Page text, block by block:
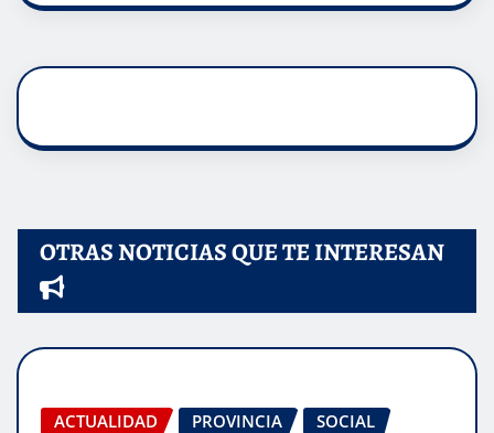
OTRAS NOTICIAS QUE TE INTERESAN
ACTUALIDAD PROVINCIA
SOCIAL